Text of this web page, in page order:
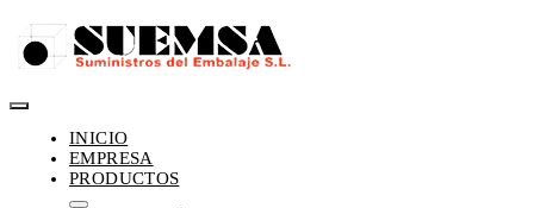
al
contenido
Toggle
Navigation
INICIO
EMPRESA
PRODUCTOS